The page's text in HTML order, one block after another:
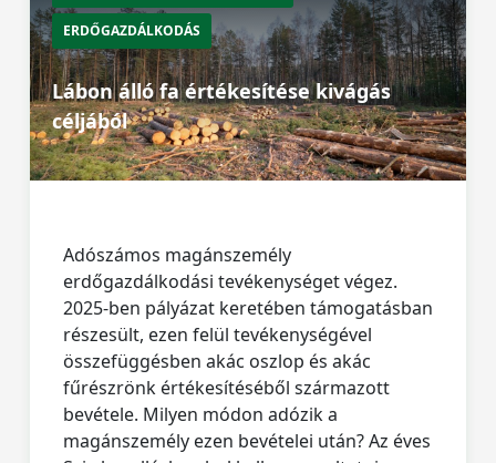
ERDŐGAZDÁLKODÁS
Lábon álló fa értékesítése kivágás
céljából
Adószámos magánszemély
erdőgazdálkodási tevékenységet végez.
2025-ben pályázat keretében támogatásban
részesült, ezen felül tevékenységével
összefüggésben akác oszlop és akác
fűrészrönk értékesítéséből származott
bevétele. Milyen módon adózik a
magánszemély ezen bevételei után? Az éves